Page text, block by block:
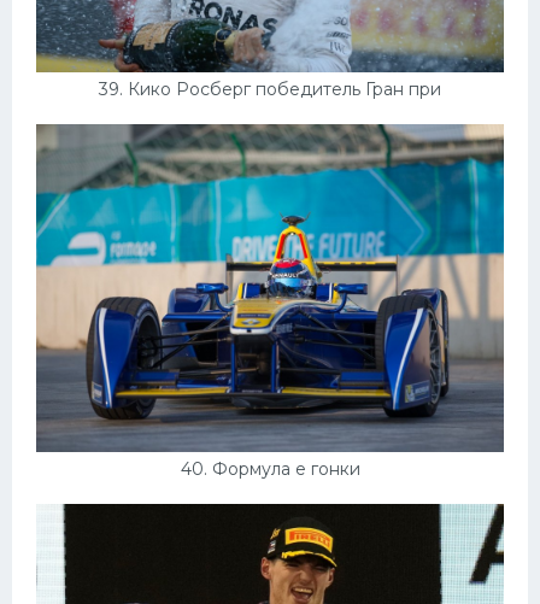
39. Кико Росберг победитель Гран при
40. Формула е гонки